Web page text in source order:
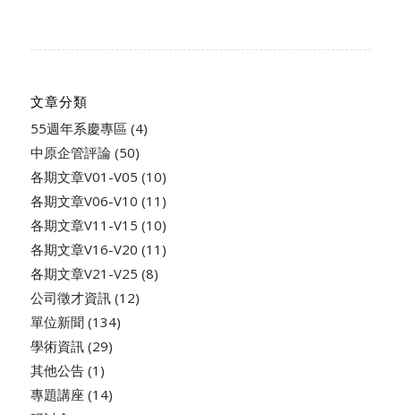
文章分類
55週年系慶專區 (4)
中原企管評論(50)
各期文章V01-V05 (10)
各期文章V06-V10 (11)
各期文章V11-V15 (10)
各期文章V16-V20 (11)
各期文章V21-V25 (8)
公司徵才資訊(12)
單位新聞(134)
學術資訊(29)
其他公告(1)
專題講座 (14)